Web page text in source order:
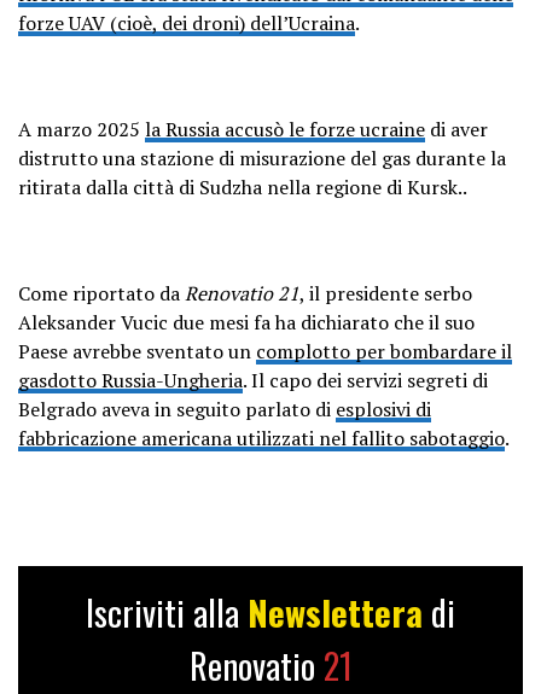
forze UAV (cioè, dei droni) dell’Ucraina.
A marzo 2025 la Russia accusò le forze ucraine di aver
distrutto una stazione di misurazione del gas durante la
ritirata dalla città di Sudzha nella regione di Kursk..
Come riportato daRenovatio 21, il presidente serbo
Aleksander Vucic due mesi fa ha dichiarato che il suo
Paese avrebbe sventato un complotto per bombardare il
gasdotto Russia-Ungheria. Il capo dei servizi segreti di
Belgrado aveva in seguito parlato di esplosivi di
fabbricazione americana utilizzati nel fallito sabotaggio.
Iscriviti alla Newslettera di
Renovatio 21